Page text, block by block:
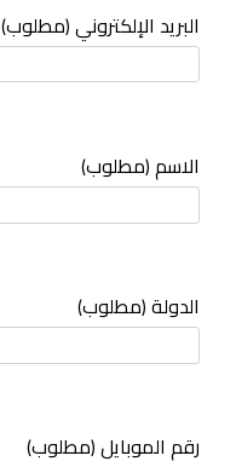
البريد الإلكتروني (مطلوب)
الاسم (مطلوب)
الدولة (مطلوب)
رقم الموبايل (مطلوب)